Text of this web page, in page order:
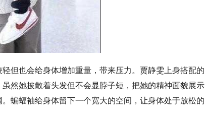
但也会给身体增加重量，带来压力。贾静雯上身搭配的
然她披散着头发但不会显脖子短，把她的精神面貌展示
蝙蝠袖给身体留下一个宽大的空间，让身体处于放松的